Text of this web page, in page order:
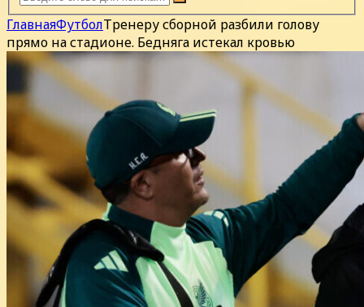
ГлавнаяФутболТренеру сборной разбили голову
прямо на стадионе. Бедняга истекал кровью